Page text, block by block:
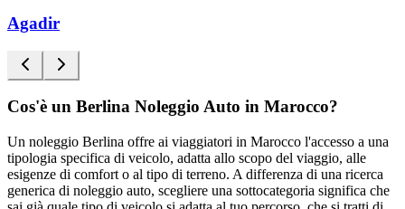
Agadir
Cos'è un Berlina Noleggio Auto in Marocco?
Un noleggio Berlina offre ai viaggiatori in Marocco l'accesso a una
tipologia specifica di veicolo, adatta allo scopo del viaggio, alle
esigenze di comfort o al tipo di terreno. A differenza di una ricerca
generica di noleggio auto, scegliere una sottocategoria significa che